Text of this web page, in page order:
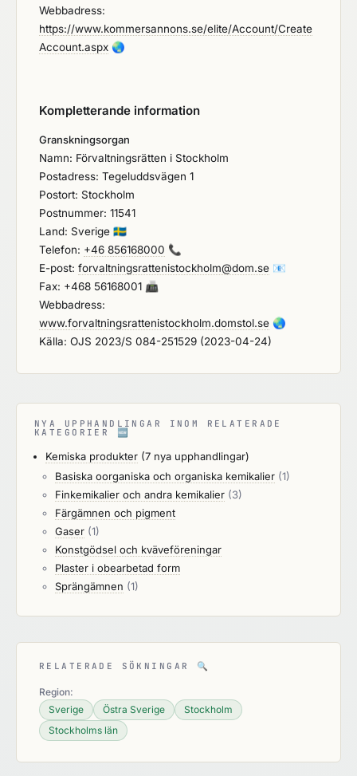
Webbadress:
https://www.kommersannons.se/elite/Account/Create
Account.aspx 🌏
Kompletterande information
Granskningsorgan
Namn: Förvaltningsrätten i Stockholm
Postadress: Tegeluddsvägen 1
Postort: Stockholm
Postnummer: 11541
Land: Sverige 🇸🇪
Telefon: +46 856168000 📞
E-post: forvaltningsrattenistockholm@dom.se 📧
Fax: +468 56168001 📠
Webbadress:
www.forvaltningsrattenistockholm.domstol.se 🌏
Källa: OJS 2023/S 084-251529 (2023-04-24)
NYA UPPHANDLINGAR INOM RELATERADE
KATEGORIER 🆕
Kemiska produkter (7 nya upphandlingar)
Basiska oorganiska och organiska kemikalier (1)
Finkemikalier och andra kemikalier (3)
Färgämnen och pigment
Gaser (1)
Konstgödsel och kväveföreningar
Plaster i obearbetad form
Sprängämnen (1)
RELATERADE SÖKNINGAR 🔍
Region:
Sverige
Östra Sverige
Stockholm
Stockholms län